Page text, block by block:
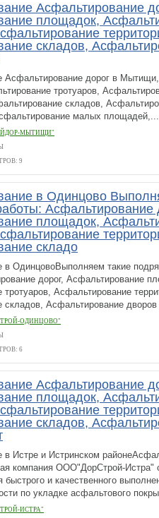
Асфальтирование
площадок,
складов,
Асфальтирование дорог в
тротуаров,
складов,
малых площадей,...
МЫТИЩИ"
9
в Одинцово
Асфальтирование
площадок,
складо
в ОдинцовоВыполняем такие
дорог, Асфальтирование
Асфальтирование
складов, Асфальтирование
ОДИНЦОВО"
6
Асфальтирование
площадок,
складов,
в Истре и Истринском
компания ООО"ДорСтрой-Истра"
и качественного
по укладке асфальтового
ИСТРА"